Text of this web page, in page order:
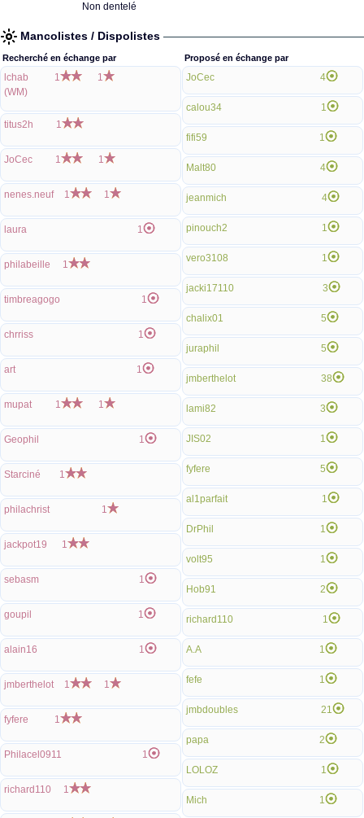
Non dentelé
Mancolistes / Dispolistes
Recherché en échange par
lchab
(WM)
1 1
titus2h 1
JoCec 1 1
nenes.neuf 1 1
laura 1
philabeille 1
timbreagogo 1
chrriss 1
art 1
mupat 1 1
Geophil 1
Starciné 1
philachrist 1
jackpot19 1
sebasm 1
goupil 1
alain16 1
jmberthelot 1 1
fyfere 1
Philacel0911 1
richard110 1
Proposé en échange par
JoCec 4
calou34 1
fifi59 1
Malt80 4
jeanmich 4
pinouch2 1
vero3108 1
jacki17110 3
chalix01 5
juraphil 5
jmberthelot 38
lami82 3
JIS02 1
fyfere 5
al1parfait 1
DrPhil 1
volt95 1
Hob91 2
richard110 1
A.A 1
fefe 1
jmbdoubles 21
papa 2
LOLOZ 1
Mich 1